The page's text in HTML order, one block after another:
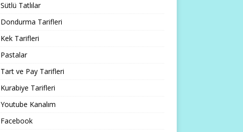
Sütlü Tatlılar
Dondurma Tarifleri
Kek Tarifleri
Pastalar
Tart ve Pay Tarifleri
Kurabiye Tarifleri
Youtube Kanalım
Facebook